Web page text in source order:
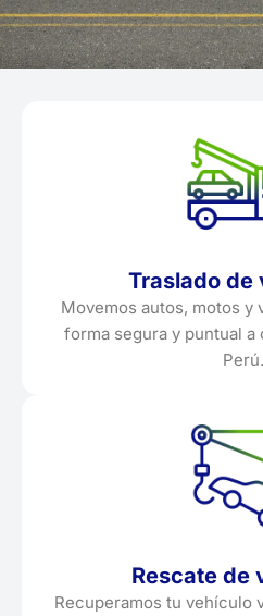
Traslado de
Movemos autos, motos y
forma segura y puntual
Perú.
Rescate de
Recuperamos tu vehículo